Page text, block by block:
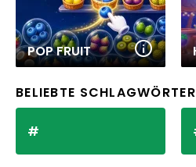
POP FRUIT
BELIEBTE SCHLAGWÖRTER